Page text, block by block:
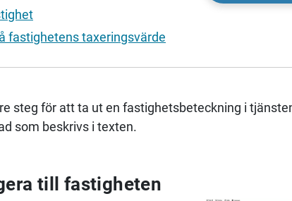
fastighetens taxeringsvärde
steg för att ta ut en fastighetsbeteckning i
som beskrivs i texten.
till fastigheten